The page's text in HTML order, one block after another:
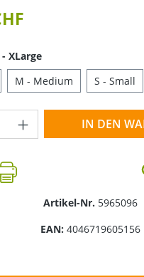
XLarge
M - Medium S - Small
Anzahl: Gib den
IN DEN
Artikel-Nr. 5965096
EAN: 4046719605156